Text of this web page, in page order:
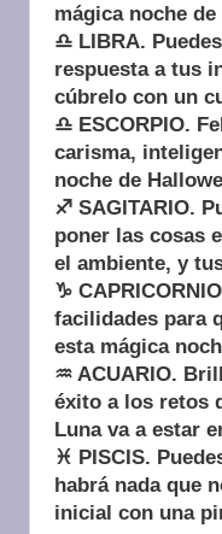
mágica noche
♎ LIBRA.
respuesta a tus
cúbrelo con un
♎ ESCORPIO.
carisma,
noche de
♐ SAGITARIO.
poner las cosas
el ambiente, y
♑
facilidades para
esta mágica
♒ ACUARIO.
éxito a los retos
Luna va a estar
♓ PISCIS.
habrá nada que
inicial con una